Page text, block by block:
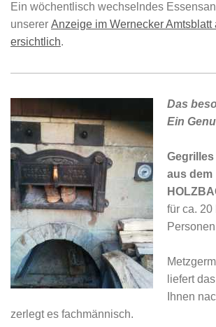
Ein wöchentlisch wechselndes
unserer Anzeige im Wernecker Amtsblatt
ersichtlich.
Das
Ein
aus dem
für ca. 20
Personen
liefert
Ihnen
zerlegt es fachmännisch.